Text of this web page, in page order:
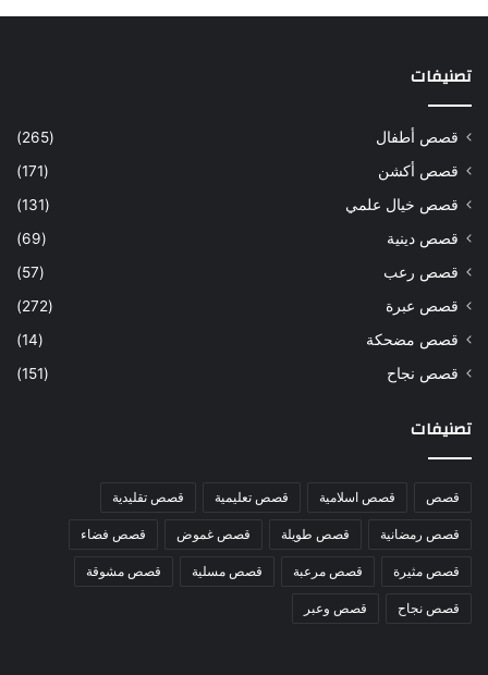
تصنيفات
قصص أطفال
(265)
قصص أكشن
(171)
قصص خيال علمي
(131)
قصص دينية
(69)
قصص رعب
(57)
قصص عبرة
(272)
قصص مضحكة
(14)
قصص نجاح
(151)
تصنيفات
قصص قصص اسلامية قصص تعليمية قصص تقليدية
قصص رمضانية قصص طويلة قصص غموض قصص فضاء
قصص مثيرة قصص مرعبة قصص مسلية قصص مشوقة
قصص نجاح قصص وعبر